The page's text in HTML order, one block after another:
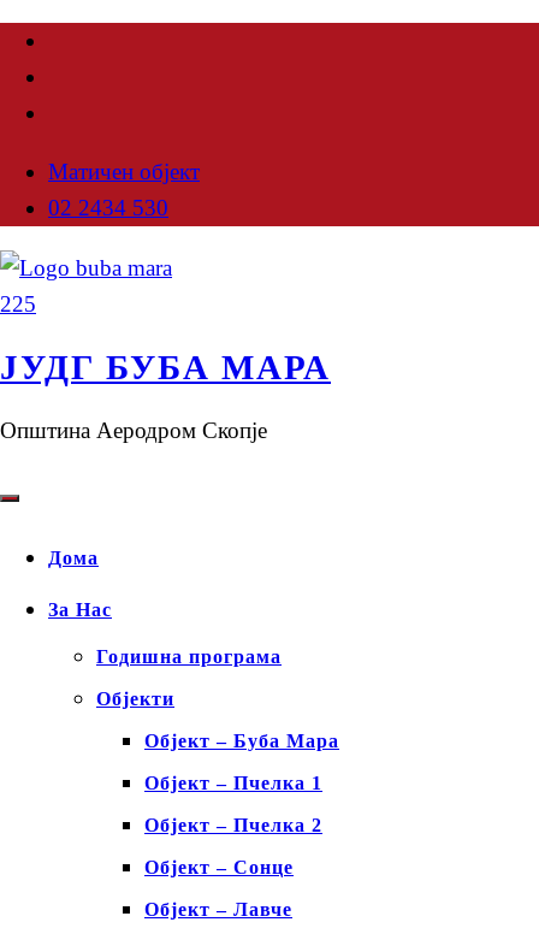
Матичен објект
02 2434 530
ЈУДГ БУБА МАРА
Општина Аеродром Скопје
Дома
За Нас
Годишна програма
Објекти
Објект – Буба Мара
Објект – Пчелка 1
Објект – Пчелка 2
Објект – Сонце
Објект – Лавче